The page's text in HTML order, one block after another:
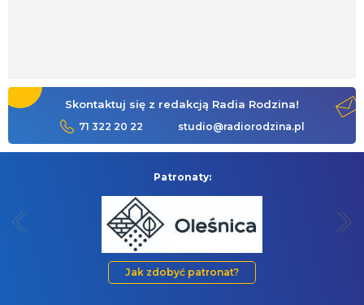
Skontaktuj się z redakcją Radia Rodzina!
71 322 20 22 studio@radiorodzina.pl
Patronaty:
Jak zdobyć patronat?